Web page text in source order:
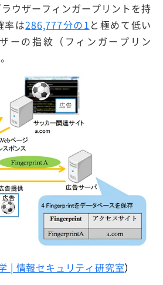
ウザーフィンガープリントを持
率は286,777分の1 と極めて低い
ーの指紋（フィンガープリン
| 情報セキュリティ研究室）